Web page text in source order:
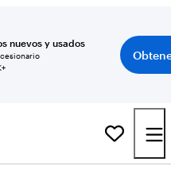
nuevos y usados